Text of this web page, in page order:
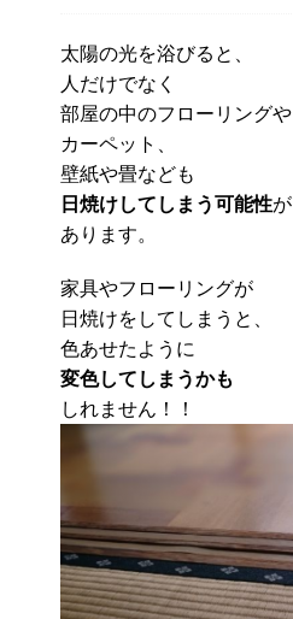
太陽の光を浴びると、
人だけでなく
部屋の中のフローリングや
カーペット、
壁紙や畳なども
日焼けしてしまう可能性が
あります。
家具やフローリングが
日焼けをしてしまうと、
色あせたように
変色してしまうかも
しれません！！